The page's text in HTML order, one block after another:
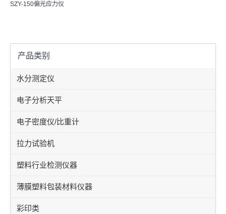
SZY-150偏光应力仪
产品类别
水分测定仪
电子分析天平
电子密度仪/比重计
拉力试验机
塑料行业检测仪器
薄膜塑料包装材料仪器
彩印类